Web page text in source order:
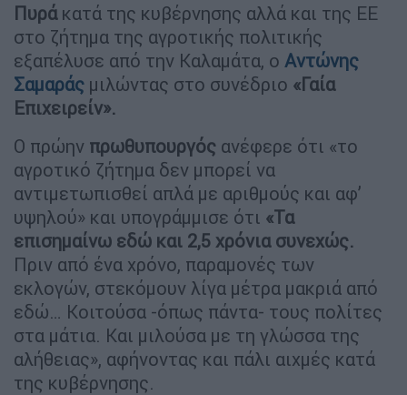
Πυράκατά της κυβέρνησης αλλά και της ΕΕ
στο ζήτημα της αγροτικής πολιτικής
εξαπέλυσε από την Καλαμάτα, ο Αντώνης
Σαμαράς μιλώντας στο συνέδριο «Γαία
Επιχειρείν».
Ο πρώην πρωθυπουργός ανέφερε ότι «το
αγροτικό ζήτημα δεν μπορεί να
αντιμετωπισθεί απλά με αριθμούς και αφ’
υψηλού» και υπογράμμισε ότι «Τα
επισημαίνω εδώ και 2,5 χρόνια συνεχώς.
Πριν από ένα χρόνο, παραμονές των
εκλογών, στεκόμουν λίγα μέτρα μακριά από
εδώ… Κοιτούσα -όπως πάντα- τους πολίτες
στα μάτια. Και μιλούσα με τη γλώσσα της
αλήθειας», αφήνοντας και πάλι αιχμές κατά
της κυβέρνησης.